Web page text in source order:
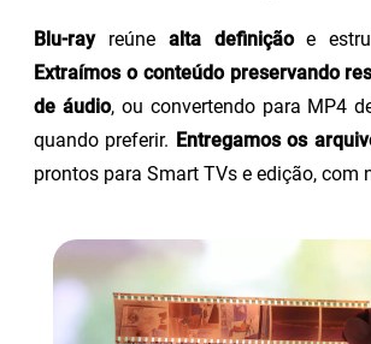
Blu-rayreúne alta definiçãoe
Extraímos o conteúdo preservando
de áudio, ou convertendo para MP4
quando preferir. Entregamos os
prontos para Smart TVs e edição, com